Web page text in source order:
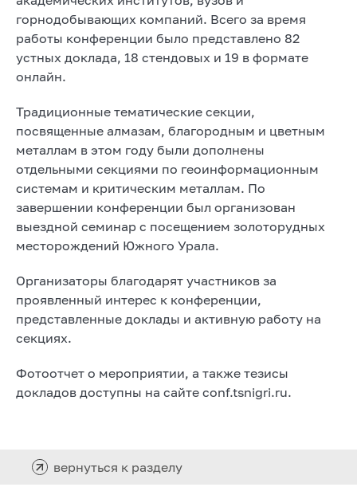
горнодобывающих компаний. Всего за время
работы конференции было представлено 82
устных доклада, 18 стендовых и 19 в формате
онлайн.
Традиционные тематические секции,
посвященные алмазам, благородным и цветным
металлам в этом году были дополнены
отдельными секциями по геоинформационным
системам и критическим металлам. По
завершении конференции был организован
выездной семинар с посещением золоторудных
месторождений Южного Урала.
Организаторы благодарят участников за
проявленный интерес к конференции,
представленные доклады и активную работу на
секциях.
Фотоотчет о мероприятии, а также тезисы
докладов доступны на сайте conf.tsnigri.ru.
вернуться к разделу